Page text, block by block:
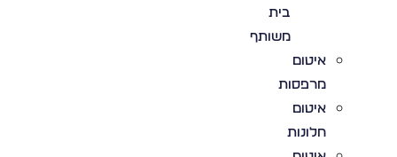
בית
משותף
איטום
מרפסות
איטום
חלונות